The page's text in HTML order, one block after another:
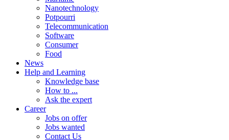
Nanotechnology
Potpourri
Telecommunication
Software
Consumer
Food
News
Help and Learning
Knowledge base
How to ...
Ask the expert
Career
Jobs on offer
Jobs wanted
Contact Us